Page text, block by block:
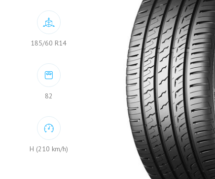
185/60 R14
82
H (210 km/h)